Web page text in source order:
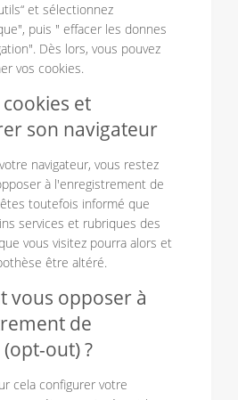
et sélectionnez
puis " effacer les donnes
Dès lors, vous pouvez
vos cookies.
et
son navigateur
navigateur, vous restez
à l'enregistrement de
toutefois informé que
services et rubriques des
vous visitez pourra alors et
être altéré.
vous opposer à
de
out) ?
cela configurer votre